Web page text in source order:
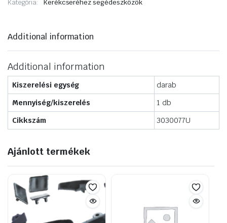
Kategória: Kerékcseréhez segédeszközök
Additional information
Additional information
Kiszerelési egység
darab
Mennyiség/kiszerelés
1 db
Cikkszám
3030077U
Ajánlott termékek